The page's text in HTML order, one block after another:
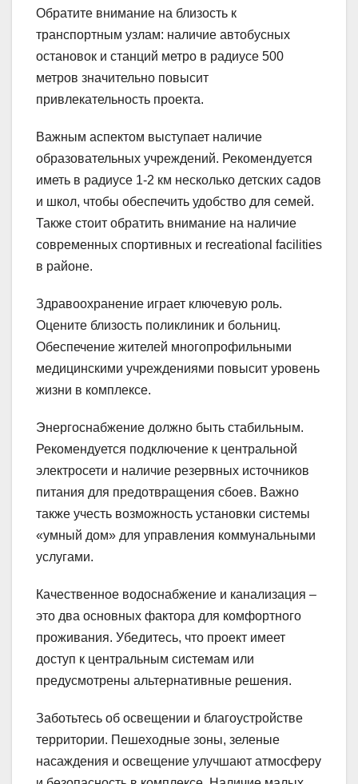
Обратите внимание на близость к
транспортным узлам: наличие автобусных
остановок и станций метро в радиусе 500
метров значительно повысит
привлекательность проекта.
Важным аспектом выступает наличие
образовательных учреждений. Рекомендуется
иметь в радиусе 1-2 км несколько детских садов
и школ, чтобы обеспечить удобство для семей.
Также стоит обратить внимание на наличие
современных спортивных и recreational facilities
в районе.
Здравоохранение играет ключевую роль.
Оцените близость поликлиник и больниц.
Обеспечение жителей многопрофильными
медицинскими учреждениями повысит уровень
жизни в комплексе.
Энергоснабжение должно быть стабильным.
Рекомендуется подключение к центральной
электросети и наличие резервных источников
питания для предотвращения сбоев. Важно
также учесть возможность установки системы
«умный дом» для управления коммунальными
услугами.
Качественное водоснабжение и канализация –
это два основных фактора для комфортного
проживания. Убедитесь, что проект имеет
доступ к центральным системам или
предусмотрены альтернативные решения.
Заботьтесь об освещении и благоустройстве
территории. Пешеходные зоны, зеленые
насаждения и освещение улучшают атмосферу